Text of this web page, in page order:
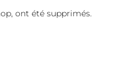
ont été supprimés.